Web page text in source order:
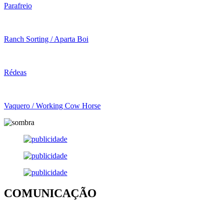
Parafreio
Ranch Sorting / Aparta Boi
Rédeas
Vaquero / Working Cow Horse
COMUNICAÇÃO